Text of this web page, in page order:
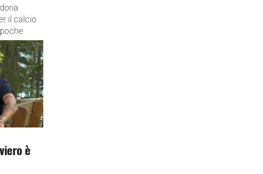
il calcio
è